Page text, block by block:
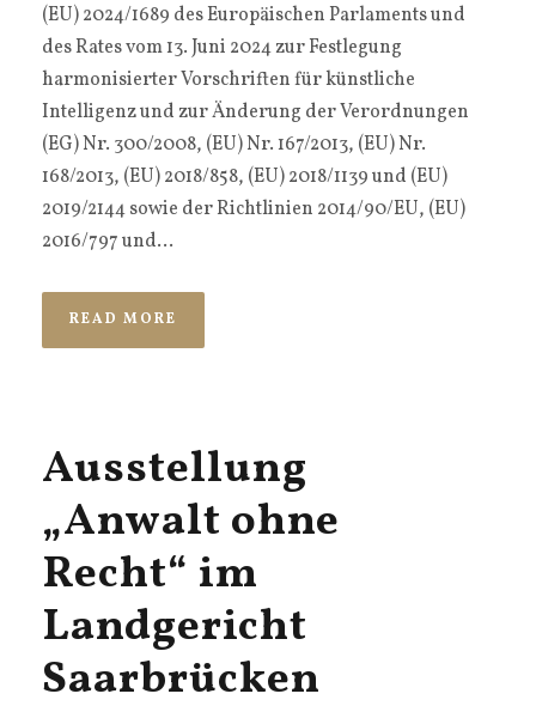
(EU) 2024/1689 des Europäischen Parlaments und
des Rates vom 13. Juni 2024 zur Festlegung
harmonisierter Vorschriften für künstliche
Intelligenz und zur Änderung der Verordnungen
(EG) Nr. 300/2008, (EU) Nr. 167/2013, (EU) Nr.
168/2013, (EU) 2018/858, (EU) 2018/1139 und (EU)
2019/2144 sowie der Richtlinien 2014/90/EU, (EU)
2016/797 und...
READ MORE
Ausstellung
„Anwalt ohne
Recht“ im
Landgericht
Saarbrücken